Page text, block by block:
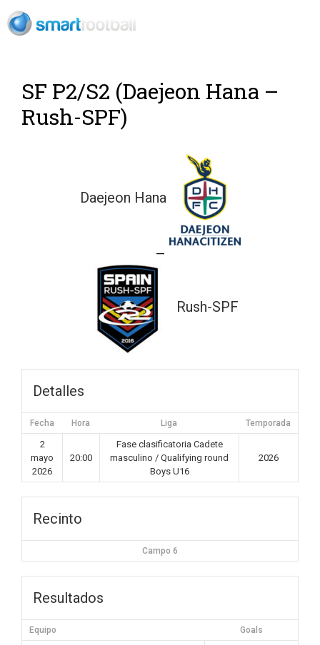
SF P2/S2 (Daejeon Hana –
Rush-SPF)
Daejeon Hana
—
Rush-SPF
Detalles
Fecha Hora Liga Temporada
2
mayo
2026
20:00
Fase clasificatoria Cadete
masculino / Qualifying round
Boys U16
2026
Recinto
Campo 6
Resultados
Equipo Goals